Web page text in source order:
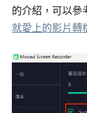
的介紹，可以參
就愛上的影片轉